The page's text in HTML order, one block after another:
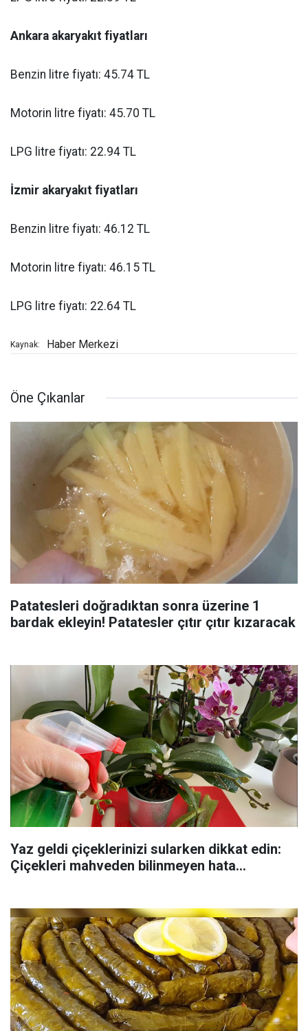
Ankara akaryakıt fiyatları
Benzin litre fiyatı: 45.74 TL
Motorin litre fiyatı: 45.70 TL
LPG litre fiyatı: 22.94 TL
İzmir akaryakıt fiyatları
Benzin litre fiyatı: 46.12 TL
Motorin litre fiyatı: 46.15 TL
LPG litre fiyatı: 22.64 TL
Kaynak: Haber Merkezi
Öne Çıkanlar
Patatesleri doğradıktan sonra üzerine 1
bardak ekleyin! Patatesler çıtır çıtır kızaracak
Yaz geldi çiçeklerinizi sularken dikkat edin:
Çiçekleri mahveden bilinmeyen hata...